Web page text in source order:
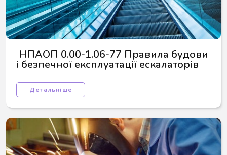
і безпечної експлуатації ескалаторів
Детальніше